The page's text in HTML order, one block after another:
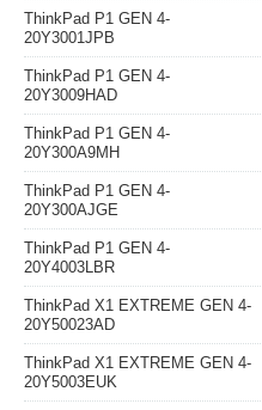
ThinkPad P1 GEN 4-
20Y3001JPB
ThinkPad P1 GEN 4-
20Y3009HAD
ThinkPad P1 GEN 4-
20Y300A9MH
ThinkPad P1 GEN 4-
20Y300AJGE
ThinkPad P1 GEN 4-
20Y4003LBR
ThinkPad X1 EXTREME GEN 4-
20Y50023AD
ThinkPad X1 EXTREME GEN 4-
20Y5003EUK